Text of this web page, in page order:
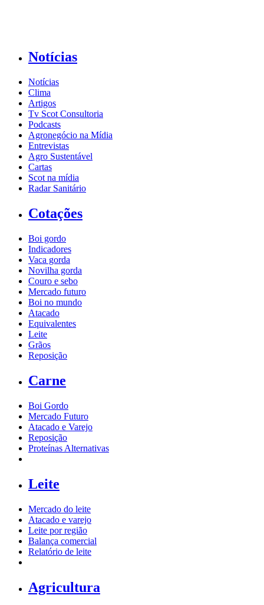
Notícias
Notícias
Clima
Artigos
Tv Scot Consultoria
Podcasts
Agronegócio na Mídia
Entrevistas
Agro Sustentável
Cartas
Scot na mídia
Radar Sanitário
Cotações
Boi gordo
Indicadores
Vaca gorda
Novilha gorda
Couro e sebo
Mercado futuro
Boi no mundo
Atacado
Equivalentes
Leite
Grãos
Reposição
Carne
Boi Gordo
Mercado Futuro
Atacado e Varejo
Reposição
Proteínas Alternativas
Leite
Mercado do leite
Atacado e varejo
Leite por região
Balança comercial
Relatório de leite
Agricultura